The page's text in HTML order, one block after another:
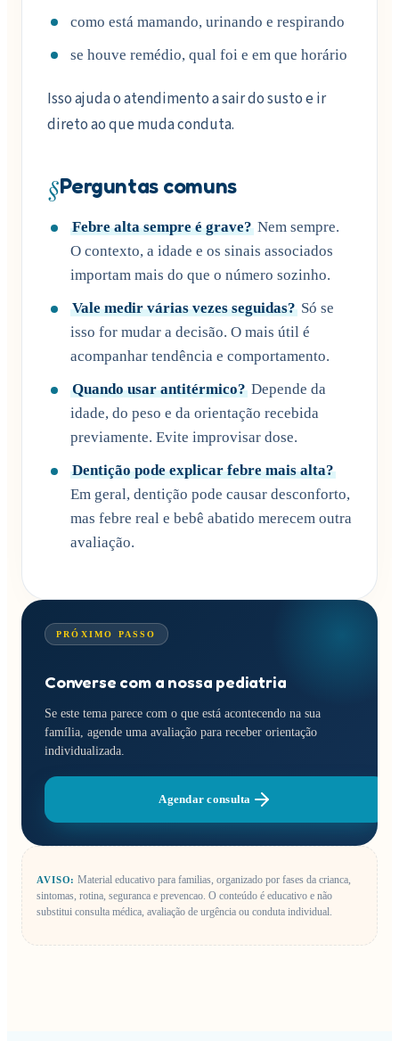
como está mamando, urinando e respirando
se houve remédio, qual foi e em que horário
Isso ajuda o atendimento a sair do susto e ir
direto ao que muda conduta.
§Perguntas comuns
Febre alta sempre é grave? Nem sempre.
O contexto, a idade e os sinais associados
importam mais do que o número sozinho.
Vale medir várias vezes seguidas? Só se
isso for mudar a decisão. O mais útil é
acompanhar tendência e comportamento.
Quando usar antitérmico? Depende da
idade, do peso e da orientação recebida
previamente. Evite improvisar dose.
Dentição pode explicar febre mais alta?
Em geral, dentição pode causar desconforto,
mas febre real e bebê abatido merecem outra
avaliação.
PRÓXIMO PASSO
Converse com a nossa pediatria
Se este tema parece com o que está acontecendo na sua
família, agende uma avaliação para receber orientação
individualizada.
Agendar consulta
AVISO: Material educativo para familias, organizado por fases da crianca,
sintomas, rotina, seguranca e prevencao. O conteúdo é educativo e não
substitui consulta médica, avaliação de urgência ou conduta individual.